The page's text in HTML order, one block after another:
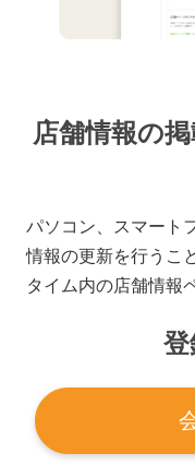
店舗情報の
パソコン、スマート
情報の更新を行うこ
タイム内の店舗情報